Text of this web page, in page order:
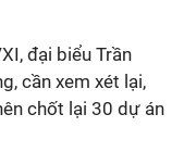
đại biểu Trần
cần xem xét lại,
chốt lại 30 dự án